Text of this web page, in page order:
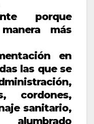
porque
más
en
las que se
cordones,
sanitario,